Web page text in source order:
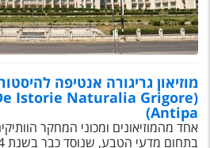
עקבו אחרינו
מוזיאון גריגורה אנטיפה
Istorie Naturalia Grigore
Antipa)
אחד מהמוזיאונים ומכוני המחקר